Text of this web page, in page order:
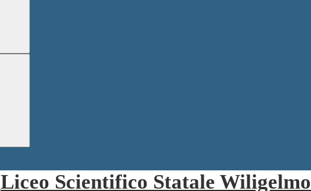
Liceo Scientifico Statale Wiligelmo